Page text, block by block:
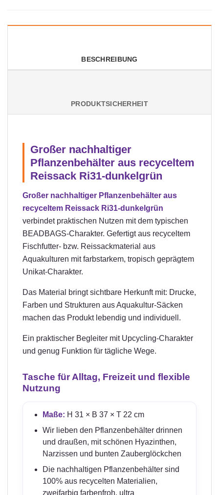
BESCHREIBUNG
PRODUKTSICHERHEIT
Großer nachhaltiger
Pflanzenbehälter aus recyceltem
Reissack Ri31-dunkelgrün
Großer nachhaltiger Pflanzenbehälter aus
recyceltem Reissack Ri31-dunkelgrün
verbindet praktischen Nutzen mit dem typischen
BEADBAGS-Charakter. Gefertigt aus recyceltem
Fischfutter- bzw. Reissackmaterial aus
Aquakulturen mit farbstarkem, tropisch geprägtem
Unikat-Charakter.
Das Material bringt sichtbare Herkunft mit: Drucke,
Farben und Strukturen aus Aquakultur-Säcken
machen das Produkt lebendig und individuell.
Ein praktischer Begleiter mit Upcycling-Charakter
und genug Funktion für tägliche Wege.
Tasche für Alltag, Freizeit und flexible
Nutzung
Maße: H 31 × B 37 × T 22 cm
Wir lieben den Pflanzenbehälter drinnen
und draußen, mit schönen Hyazinthen,
Narzissen und bunten Zauberglöckchen
Die nachhaltigen Pflanzenbehälter sind
100% aus recycelten Materialien,
zweifarbig farbenfroh, ultra